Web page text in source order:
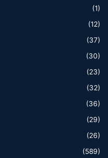
(1)
(12)
(37)
(30)
(23)
(32)
(36)
(29)
(26)
(589)